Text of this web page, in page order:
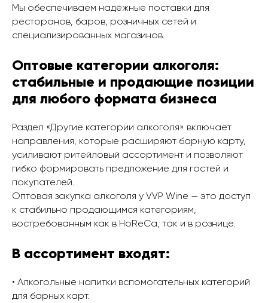
Мы обеспечиваем надёжные поставки для
ресторанов, баров, розничных сетей и
специализированных магазинов.
Оптовые категории алкоголя:
стабильные и продающие позиции
для любого формата бизнеса
Раздел «Другие категории алкоголя» включает
направления, которые расширяют барную карту,
усиливают ритейловый ассортимент и позволяют
гибко формировать предложение для гостей и
покупателей.
Оптовая закупка алкоголя у VVP Wine — это доступ
к стабильно продающимся категориям,
востребованным как в HoReCa, так и в рознице.
В ассортимент входят:
• Алкогольные напитки вспомогательных категорий
для барных карт.